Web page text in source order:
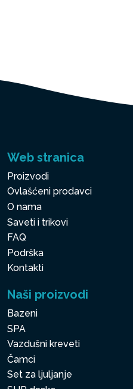
Web stranica
Proizvodi
Ovlašćeni prodavci
O nama
Saveti i trikovi
FAQ
Podrška
Kontakti
Naši proizvodi
Bazeni
SPA
Vazdušni kreveti
Čamci
Set za ljuljanje